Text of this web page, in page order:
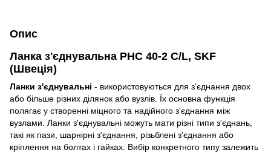
Опис
Ланка з'єднувальна PHC 40-2 C/L, SKF
(Швеція)
Ланки з'єднувальні - використовуються для з'єднання двох
або більше різних ділянок або вузлів. Їх основна функція
полягає у створенні міцного та надійного з'єднання між
вузлами. Ланки з'єднувальні можуть мати різні типи з'єднань,
такі як пази, шарнірні з'єднання, різьблені з'єднання або
кріплення на болтах і гайках. Вибір конкретного типу залежить